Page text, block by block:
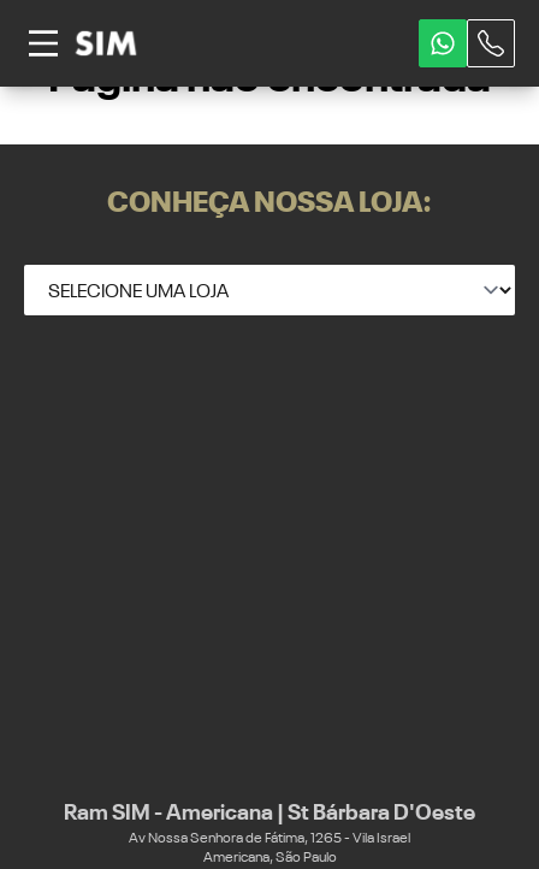
Página não encontrada
CONHEÇA NOSSA LOJA:
Ram SIM - Americana | St Bárbara D'Oeste
Av Nossa Senhora de Fátima, 1265 - Vila Israel
Americana, São Paulo